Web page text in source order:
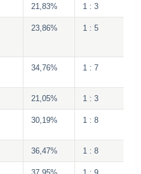
21,83% 1 : 3
23,86% 1 : 5
34,76% 1 : 7
21,05% 1 : 3
30,19% 1 : 8
36,47% 1 : 8